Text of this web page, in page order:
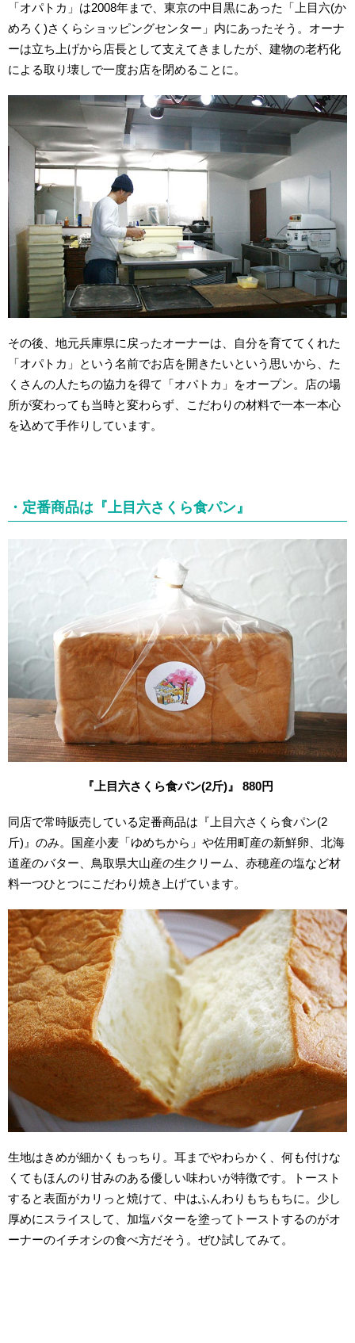
「オパトカ」は2008年まで、東京の中目黒にあった「上目六(か
めろく)さくらショッピングセンター」内にあったそう。オーナ
ーは立ち上げから店長として支えてきましたが、建物の老朽化
による取り壊しで一度お店を閉めることに。
その後、地元兵庫県に戻ったオーナーは、自分を育ててくれた
「オパトカ」という名前でお店を開きたいという思いから、た
くさんの人たちの協力を得て「オパトカ」をオープン。店の場
所が変わっても当時と変わらず、こだわりの材料で一本一本心
を込めて手作りしています。
・定番商品は『上目六さくら食パン』
『上目六さくら食パン(2斤)』 880円
同店で常時販売している定番商品は『上目六さくら食パン(2
斤)』のみ。国産小麦「ゆめちから」や佐用町産の新鮮卵、北海
道産のバター、鳥取県大山産の生クリーム、赤穂産の塩など材
料一つひとつにこだわり焼き上げています。
生地はきめが細かくもっちり。耳までやわらかく、何も付けな
くてもほんのり甘みのある優しい味わいが特徴です。トースト
すると表面がカリっと焼けて、中はふんわりもちもちに。少し
厚めにスライスして、加塩バターを塗ってトーストするのがオ
ーナーのイチオシの食べ方だそう。ぜひ試してみて。